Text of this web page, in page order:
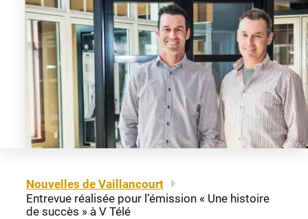
Nouvelles de Vaillancourt
Entrevue réalisée pour l’émission « Une histoire
de succès » à V Télé
Peinture résistante
Financement flexible
Portes-jardins
Portes-patio
Matériaux de portes
Fenêtres à battant
Fenêtres à auvent
Fenêtres à guillotine
Fenêtres coulissantes
Blogue
À propos
Carrière
Nous joindre
Professionnels
Mentions légales
Plan du site
EN